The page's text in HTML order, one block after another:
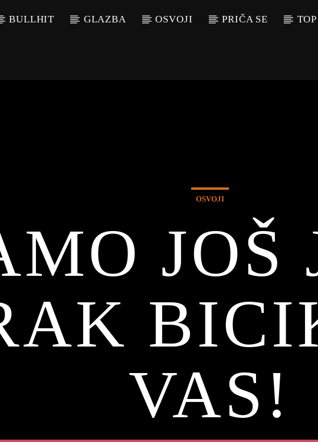
BULLHIT GLAZBA OSVOJI PRIČA SE
OSVOJI
JOŠ
VAS!